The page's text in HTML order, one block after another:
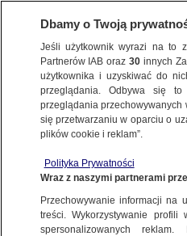
POLSKA
19.09.2007, 10:43Aktualizacja:
Udostępnij
Dbamy o Twoją
Jeśli użytkownik wyrazi na to
Partnerów IAB oraz30 innych
użytkownika i uzyskiwać do
przeglądania. Odbywa się
przeglądania
się przetwarzaniu w oparciu o
plików cookie i reklam”.
Polityka Prywatności
Wraz z naszymi partnerami
Przechowywanie informacji na
treści. Wykorzystywanie
spersonalizowanych